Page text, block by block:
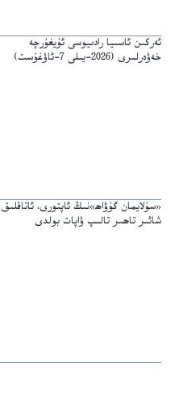
ئەركىن ئاسىيا رادىيوسى ئۇيغۇرچە
خەۋەرلىرى (2026-يىلى 7-ئاۋغۇست)
«سۇلايمان گۇۋاھ»نىڭ ئاپتورى، ئاتاقلىق
شائىر تاھىر تالىپ ۋاپات بولدى